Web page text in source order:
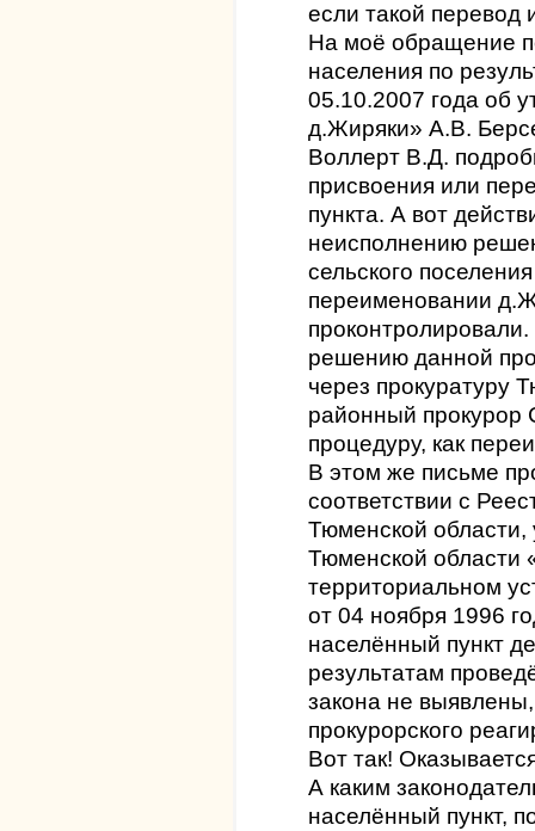
если такой перевод
На моё обращение
населения по
05.10.2007 года об
д.Жиряки» А.В.
Воллерт В.Д.
присвоения или
пункта. А вот
неисполнению
сельского
переименовании
решению данной
через прокуратуру
районный прокурор
процедуру, как
В этом же письме
соответствии с
Тюменской
Тюменской области
территориальном
от 04 ноября 1996
населённый пункт
результатам
закона не
прокурорского
Вот так!
А каким
населённый пункт,